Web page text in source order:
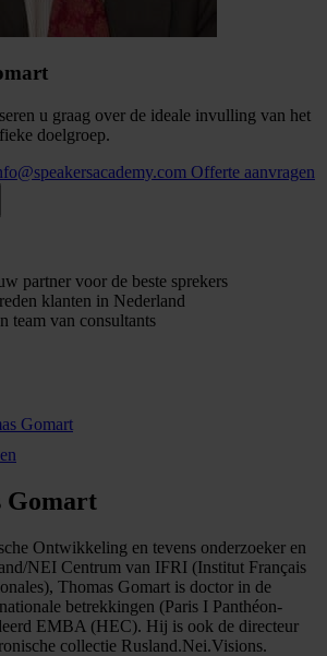
u graag over de ideale invulling van het
doelgroep.
Offerte aanvragen
partner voor de beste sprekers
klanten in Nederland
team van consultants
Gomart
Gomart
Ontwikkeling en tevens onderzoeker en
NEI Centrum van IFRI (Institut Français
Thomas Gomart is doctor in de
betrekkingen (Paris I Panthéon-
EMBA (HEC). Hij is ook de directeur
collectie Rusland.Nei.Visions.